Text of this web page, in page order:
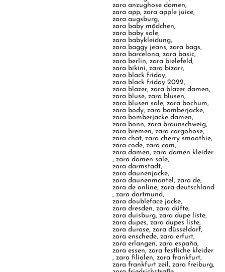
zara anzughose damen,
zara app,zara apple juice,
zara augsburg,
zara baby mädchen,
zara baby sale,
zara babykleidung,
zara baggy jeans,zara bags,
zara barcelona,zara basic,
zara berlin,zara bielefeld,
zara bikini,zara bizarr,
zara black friday,
zara black friday 2022,
zara blazer,zara blazer damen,
zara bluse,zara blusen,
zara blusen sale,zara bochum,
zara body,zara bomberjacke,
zara bomberjacke damen,
zara bonn,zara braunschweig,
zara bremen,zara cargohose,
zara chat,zara cherry smoothie,
zara code,zara com,
zara damen,zara damen kleider
,zara damen sale,
zara darmstadt,
zara daunenjacke,
zara daunenmantel,zara de,
zara de online,zara deutschland
,zara dortmund,
zara doubleface jacke,
zara dresden,zara düfte,
zara duisburg,zara dupe liste,
zara dupes,zara dupes liste,
zara durose,zara düsseldorf,
zara enschede,zara erfurt,
zara erlangen,zara españa,
zara essen,zara festliche kleider
,zara filialen,zara frankfurt,
zara frankfurt zeil,zara freiburg,